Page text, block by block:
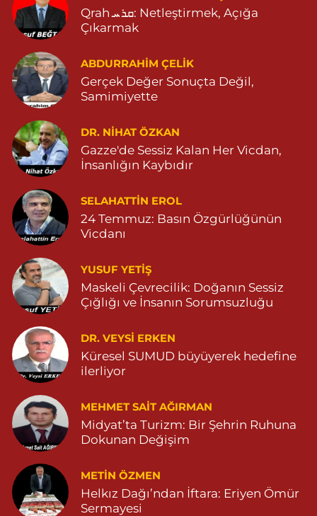
Tema Eczanesi
ATATÜRK MAHALLESİ NUSAYBİN CADDE NO:1 E NUSAYBİN CD.
ÖZEL İPEKYOLU HASTANESİ YANI 04823122920
0 (482) 312 29 20 Yol Tarifi Al
Menal Eczanesi
SELAHADDİN EYYUBİ MAHALLE LOZAN CADDE NO:7 B
04824151501
0 (482) 415 15 01 Yol Tarifi Al
Demhat Eczanesi
POYRAZ MAHALLE MARDİN-DİYARBAKIR CADDE NO:94B
04825112785
0 (482) 511 27 85
Ömerli Eczanesi
YENİ MAHALLE HASTANE CADDESİ 3086 SOKAK NO:7 2
04825413333
0 (482) 541 33 33 Yol Tarifi Al
Büşra Eczanesi
SAĞLIK OCAĞI YANI 04823812379
0 (482) 381 23 79 Yol Tarifi Al
Yavuz Eczanesi
MARDİN CADDE NO:20A 04825712234
0 (482) 571 22 34 Yol Tarifi Al
Qrah ܩܪܚ: Netleştirmek, Açığa
Çıkarmak
ABDURRAHIM ÇELİK
Gerçek Değer Sonuçta Değil,
Samimiyette
DR. NIHAT ÖZKAN
Gazze'de Sessiz Kalan Her Vicdan,
İnsanlığın Kaybıdır
SELAHATTIN EROL
24 Temmuz: Basın Özgürlüğünün
Vicdanı
YUSUF YETİŞ
Maskeli Çevrecilik: Doğanın Sessiz
Çığlığı ve İnsanın Sorumsuzluğu
DR. VEYSI ERKEN
Küresel SUMUD büyüyerek hedefine
ilerliyor
MEHMET SAIT AĞIRMAN
Midyat’ta Turizm: Bir Şehrin Ruhuna
Dokunan Değişim
METIN ÖZMEN
Helkız Dağı’ndan İftara: Eriyen Ömür
Sermayesi